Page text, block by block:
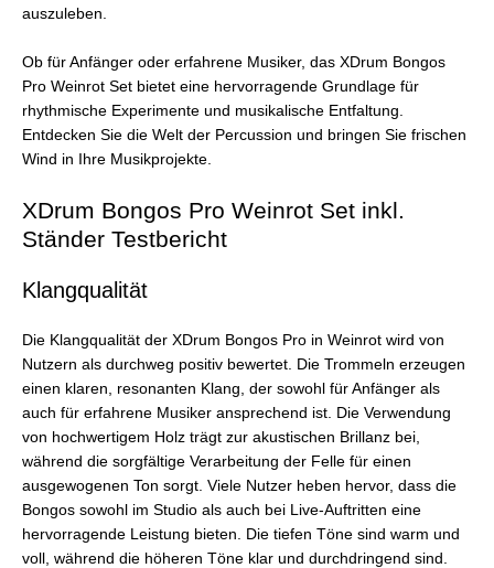
auszuleben.
Ob für Anfänger oder erfahrene Musiker, das XDrum Bongos
Pro Weinrot Set bietet eine hervorragende Grundlage für
rhythmische Experimente und musikalische Entfaltung.
Entdecken Sie die Welt der Percussion und bringen Sie frischen
Wind in Ihre Musikprojekte.
XDrum Bongos Pro Weinrot Set inkl.
Ständer Testbericht
Klangqualität
Die Klangqualität der XDrum Bongos Pro in Weinrot wird von
Nutzern als durchweg positiv bewertet. Die Trommeln erzeugen
einen klaren, resonanten Klang, der sowohl für Anfänger als
auch für erfahrene Musiker ansprechend ist. Die Verwendung
von hochwertigem Holz trägt zur akustischen Brillanz bei,
während die sorgfältige Verarbeitung der Felle für einen
ausgewogenen Ton sorgt. Viele Nutzer heben hervor, dass die
Bongos sowohl im Studio als auch bei Live-Auftritten eine
hervorragende Leistung bieten. Die tiefen Töne sind warm und
voll, während die höheren Töne klar und durchdringend sind.